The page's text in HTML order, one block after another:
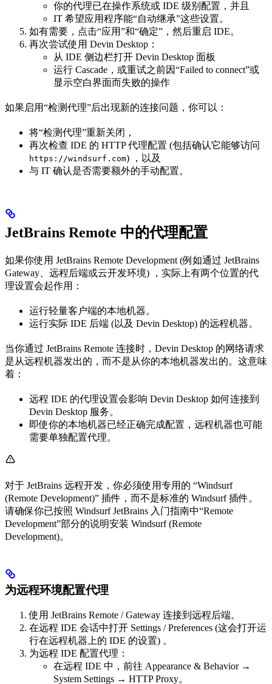
你的代理已在操作系统或 IDE 级别配置，并且
IT 希望应用程序能“自动继承”这些设置。
如有需要，点击“应用”和“确定”，然后重启 IDE。
再次尝试使用 Devin Desktop：
从 IDE 侧边栏打开 Devin Desktop 面板
运行 Cascade，或重试之前因“Failed to connect”或
显示空白界面而失败的操作
如果启用“检测代理”后出现新的连接问题，你可以：
将“检测代理”重新关闭，
再次检查 IDE 的 HTTP 代理配置 (包括确认它能够访问
https://windsurf.com) ，以及
与 IT 确认是否需要额外的手动配置。
JetBrains Remote 中的代理配置
如果你使用 JetBrains Remote Development (例如通过 JetBrains
Gateway、远程后端或云开发环境) ，实际上有两个位置的代
理设置会起作用：
运行轻量客户端的本地机器。
运行实际 IDE 后端 (以及 Devin Desktop) 的远程机器。
当你通过 JetBrains Remote 连接时，Devin Desktop 的网络请求
是从远程机器发出的，而不是从你的本地机器发出的。这意味
着：
远程 IDE 的代理设置会影响 Devin Desktop 如何连接到
Devin Desktop 服务。
即使你的本地机器已经正确完成配置，远程机器也可能
需要单独配置代理。
对于 JetBrains 远程开发，你必须使用专用的 “Windsurf
(Remote Development)” 插件，而不是标准的 Windsurf 插件。
请确保你已按照 Windsurf JetBrains 入门指南中“Remote
Development”部分的说明安装 Windsurf (Remote
Development)。
为远程环境配置代理
使用 JetBrains Remote / Gateway 连接到远程后端。
在远程 IDE 会话中打开 Settings / Preferences (这会打开运
行在远程机器上的 IDE 的设置) 。
为远程 IDE 配置代理：
在远程 IDE 中，前往 Appearance & Behavior →
System Settings → HTTP Proxy。